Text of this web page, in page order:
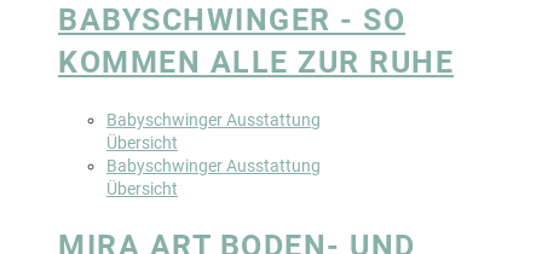
BABYSCHWINGER - SO
KOMMEN ALLE ZUR RUHE
Babyschwinger Ausstattung
Übersicht
Babyschwinger Ausstattung
Übersicht
MIRA ART BODEN- UND